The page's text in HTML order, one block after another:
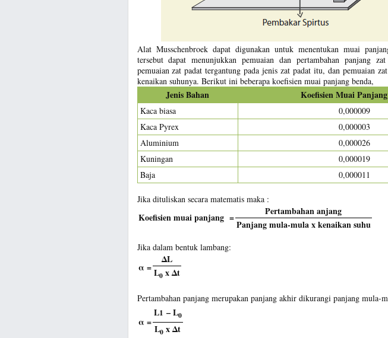
Alat Musschenbroek dapat digunakan untuk menentukan muai
tersebut dapat menunjukkan pemuaian dan pertambahan panjang
pemuaian zat padat tergantung pada jenis zat padat itu, dan pemuaian
kenaikan suhunya. Berikut ini beberapa koefisien muai panjang benda,
Jenis Bahan Koefisien Muai
Kaca biasa
0,000009
Kaca Pyrex
0,000003
Aluminium
0,000026
Kuningan
0,000019
Baja
0,000011
Jika dituliskan secara matematis maka :
Koefisien muai panjang =
Pertambahan anjang
Panjang mula-mula x kenaikan suhu
Jika dalam bentuk lambang:
α =
ΔL
L0x Δt
Pertambahan panjang merupakan panjang akhir dikurangi panjang mula-
α =
L1 – L0
L0 x Δt